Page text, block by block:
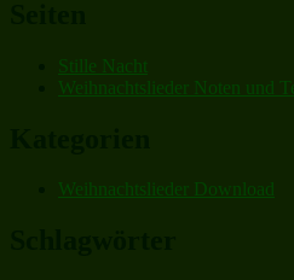
Stille Nacht
Weihnachtslieder Noten und
Weihnachtslieder Download